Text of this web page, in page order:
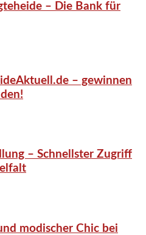
– Die Bank für
– gewinnen
– Schnellster Zugriff
modischer Chic bei